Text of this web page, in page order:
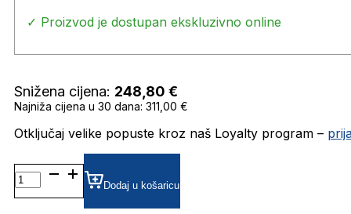
✓ Proizvod je dostupan ekskluzivno online
Snižena cijena: 248,80 €
Najniža cijena u 30 dana: 311,00 €
Otključaj velike popuste kroz naš Loyalty program –
DAPS105-
03R
GRADIJENT SUNČANE
Dodaj u košaricu